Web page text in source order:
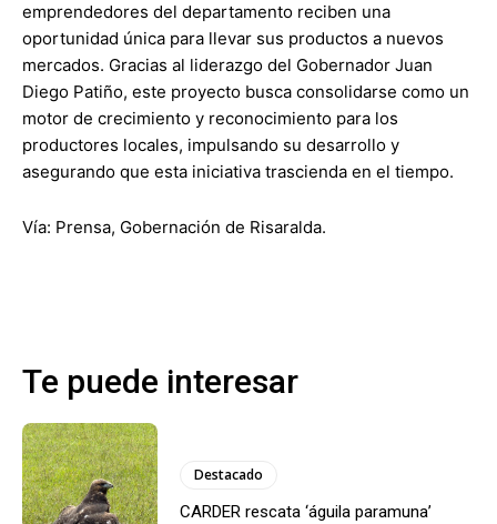
emprendedores del departamento reciben una
oportunidad única para llevar sus productos a nuevos
mercados. Gracias al liderazgo del Gobernador Juan
Diego Patiño, este proyecto busca consolidarse como un
motor de crecimiento y reconocimiento para los
productores locales, impulsando su desarrollo y
asegurando que esta iniciativa trascienda en el tiempo.
Vía: Prensa, Gobernación de Risaralda.
Te puede interesar
Destacado
CARDER rescata ‘águila paramuna’